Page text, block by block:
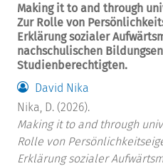
Making it to and through
Zur Rolle von
Erklärung sozialer
nachschulischen
Studienberechtigten.
David Nika
Nika, D. (2026).
Making it to and through
Rolle von
Erklärung sozialer